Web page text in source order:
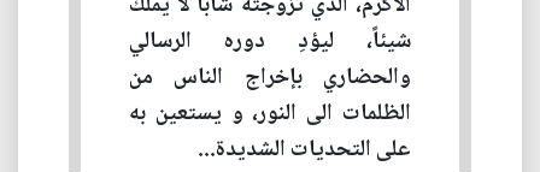
شيئاً، ليؤدِ دوره الرسالي
والحضاري بإخراج الناس من
الظلمات الى النور، و يستعين به
على التحديات الشديدة...